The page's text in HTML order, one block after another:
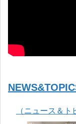
（ニュース＆